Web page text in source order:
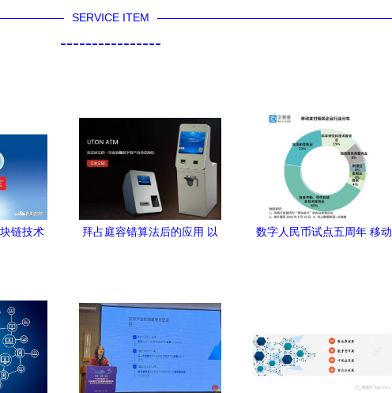
SERVICE ITEM
----------------
链技术
拜占庭容错算法后的应用 以
数字人民币试点五周年 移动